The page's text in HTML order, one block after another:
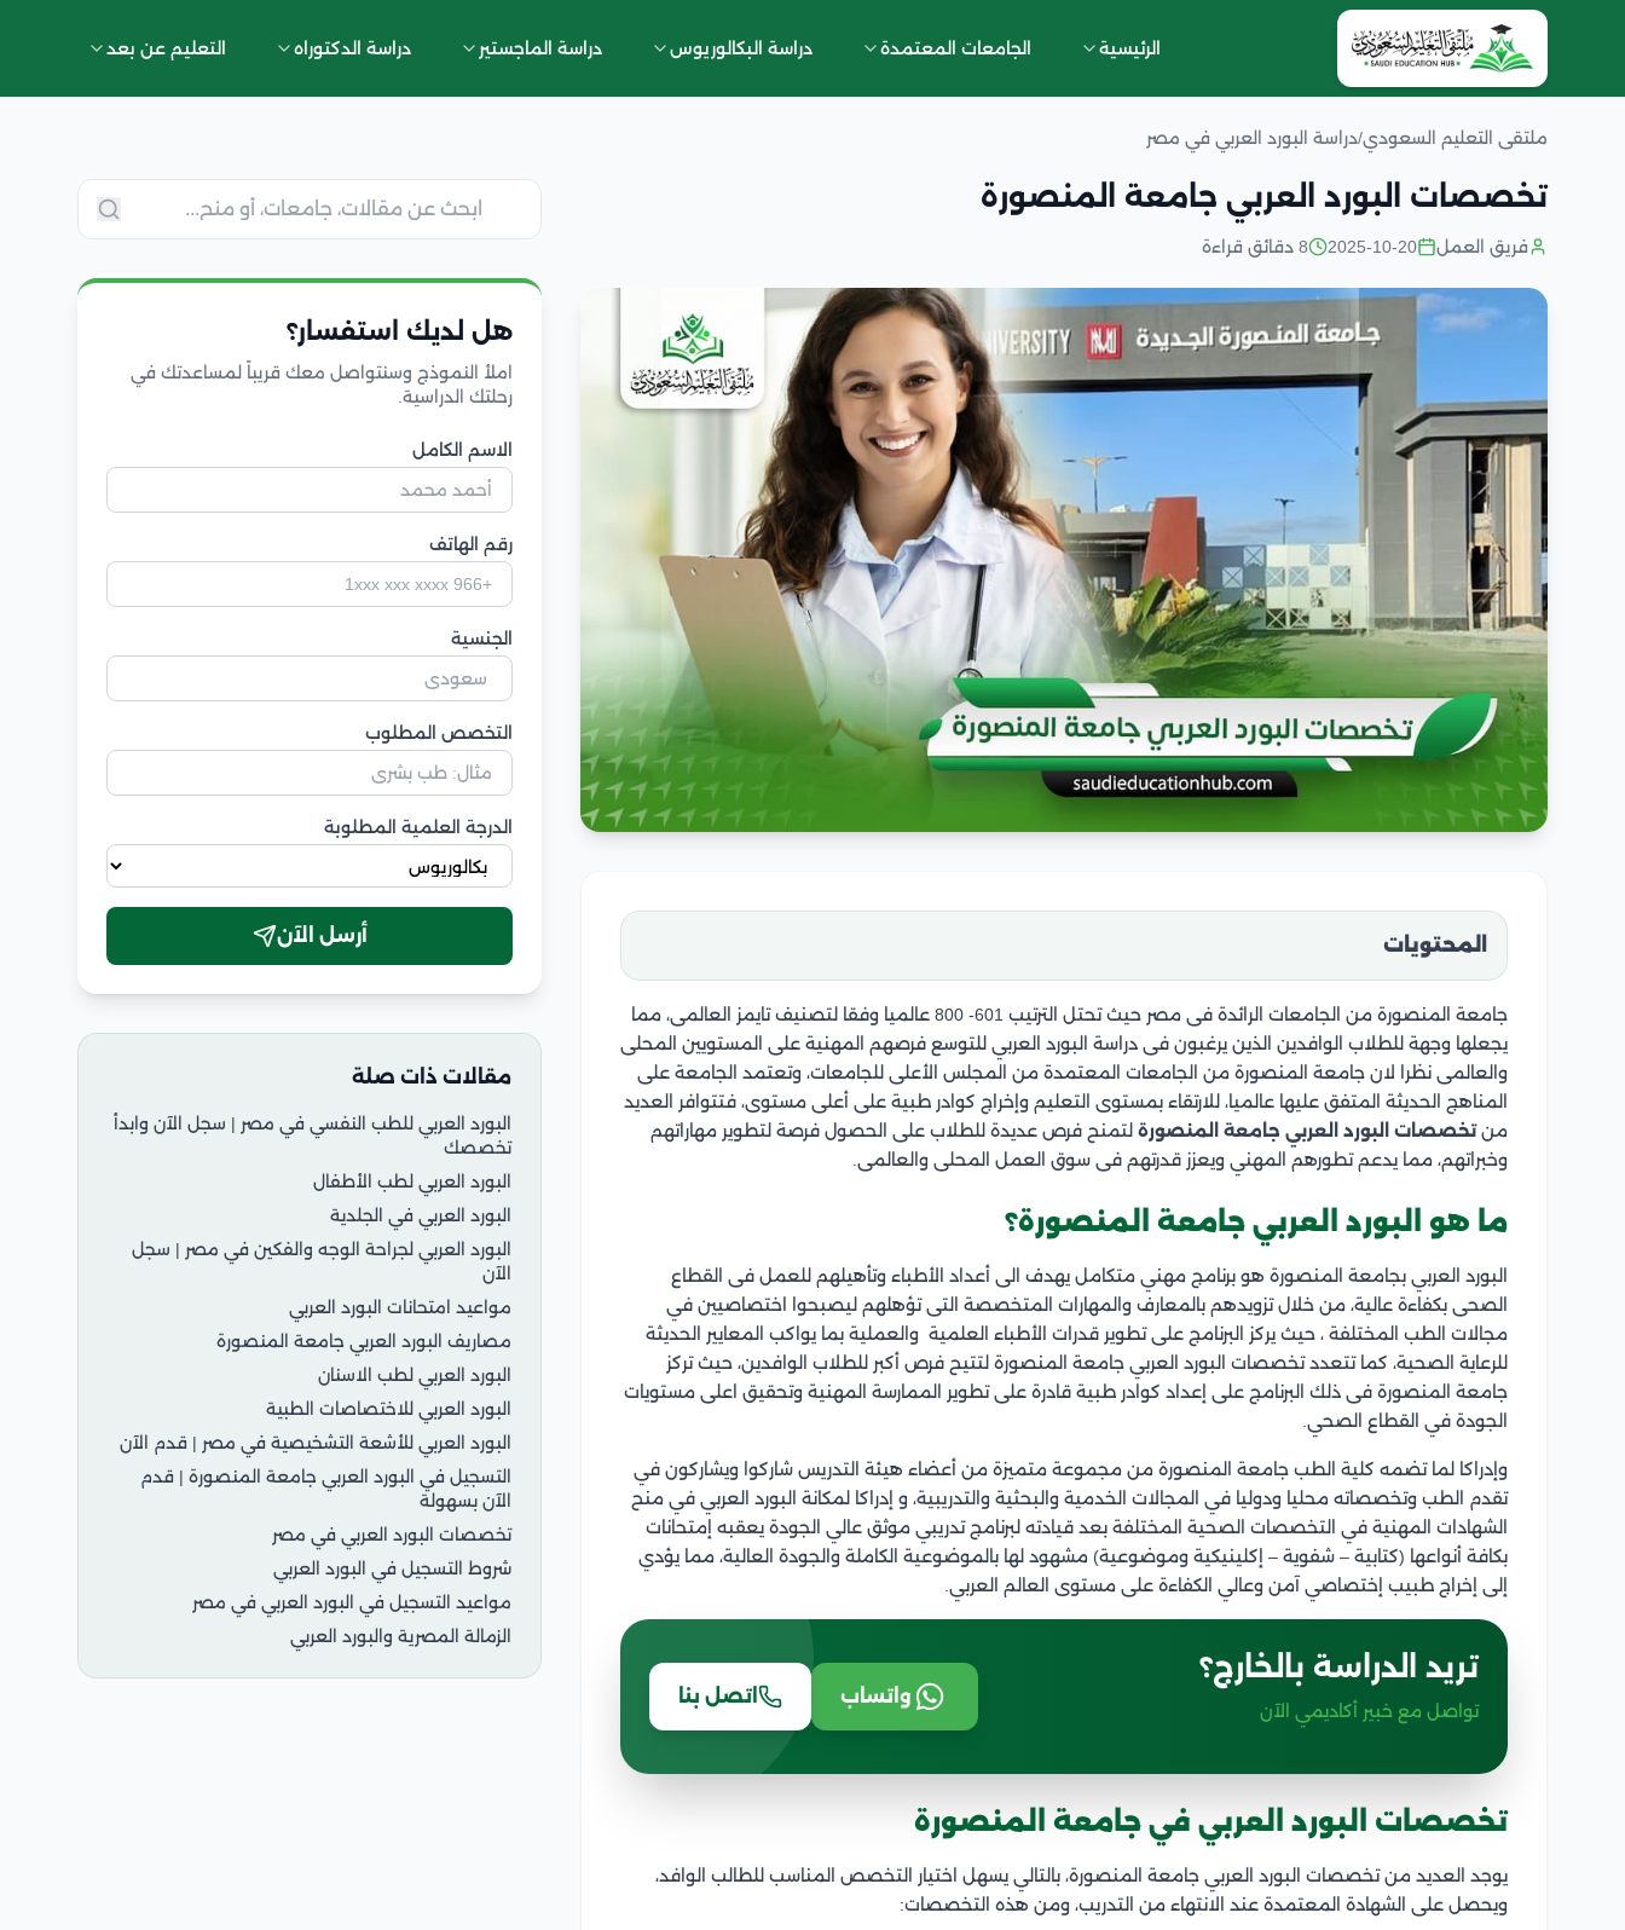
الرئيسية الجامعات المعتمدة دراسة البكالوريوس دراسة الماجستير دراسة الدكتوراه التعليم عن بعد
ملتقى التعليم السعودي/دراسة البورد العربي في مصر
تخصصات البورد العربي جامعة المنصورة
فريق العمل 2025-10-20 8 دقائق قراءة
المحتويات
جامعة المنصورة من الجامعات الرائدة فى مصر حيث تحتل الترتيب 601- 800 عالميا وفقا لتصنيف تايمز العالمى، مما
يجعلها وجهة للطلاب الوافدين الذين يرغبون فى دراسة البورد العربي للتوسع فرصهم المهنية على المستويين المحلى
والعالمى نظرا لان جامعة المنصورة من الجامعات المعتمدة من المجلس الأعلى للجامعات، وتعتمد الجامعة على
المناهج الحديثة المتفق عليها عالميا، للارتقاء بمستوى التعليم وإخراج كوادر طبية على أعلى مستوى، فتتوافر العديد
منتخصصات البورد العربي جامعة المنصورة لتمنح فرص عديدة للطلاب على الحصول فرصة لتطوير مهاراتهم
وخبراتهم، مما يدعم تطورهم المهني ويعزز قدرتهم فى سوق العمل المحلى والعالمى.
ما هو البورد العربي جامعة المنصورة؟
البورد العربي بجامعة المنصورة هو برنامج مهني متكامل يهدف الى أعداد الأطباء وتأهيلهم للعمل فى القطاع
الصحى بكفاءة عالية، من خلال تزويدهم بالمعارف والمهارات المتخصصة التى تؤهلهم ليصبحوا اختصاصيين في
مجالات الطب المختلفة ، حيث يركز البرنامج على تطوير قدرات الأطباء العلمية والعملية بما يواكب المعايير الحديثة
للرعاية الصحية، كما تتعدد تخصصات البورد العربي جامعة المنصورة لتتيح فرص أكبر للطلاب الوافدين، حيث تركز
جامعة المنصورة فى ذلك البرنامج على إعداد كوادر طبية قادرة على تطوير الممارسة المهنية وتحقيق اعلى مستويات
الجودة في القطاع الصحي.
وإدراكا لما تضمه كلية الطب جامعة المنصورة من مجموعة متميزة من أعضاء هيئة التدريس شاركوا ويشاركون في
تقدم الطب وتخصصاته محليا ودوليا في المجالات الخدمية والبحثية والتدريبية، و إدراكا لمكانة البورد العربي في منح
الشهادات المهنية في التخصصات الصحية المختلفة بعد قيادته لبرنامج تدريبي موثق عالي الجودة يعقبه إمتحانات
بكافة أنواعها (كتابية – شفوية – إكلينيكية وموضوعية) مشهود لها بالموضوعية الكاملة والجودة العالية، مما يؤدي
إلى إخراج طبيب إختصاصي آمن وعالي الكفاءة على مستوى العالم العربي.
تريد الدراسة بالخارج؟
تواصل مع خبير أكاديمي الآن
واتساب اتصل بنا
تخصصات البورد العربي في جامعة المنصورة
يوجد العديد من تخصصات البورد العربي جامعة المنصورة، بالتالي يسهل اختيار التخصص المناسب للطالب الوافد،
ويحصل على الشهادة المعتمدة عند الانتهاء من التدريب، ومن هذه التخصصات:
هل لديك استفسار؟
املأ النموذج وسنتواصل معك قريباً لمساعدتك في
رحلتك الدراسية.
الاسم الكامل
رقم الهاتف
الجنسية
التخصص المطلوب
الدرجة العلمية المطلوبة
أرسل الآن
مقالات ذات صلة
البورد العربي للطب النفسي في مصر | سجل الآن وابدأ
تخصصك
البورد العربي لطب الأطفال
البورد العربي في الجلدية
البورد العربي لجراحة الوجه والفكين في مصر | سجل
الآن
مواعيد امتحانات البورد العربي
مصاريف البورد العربي جامعة المنصورة
البورد العربي لطب الاسنان
البورد العربي للاختصاصات الطبية
البورد العربي للأشعة التشخيصية في مصر | قدم الآن
التسجيل في البورد العربي جامعة المنصورة | قدم
الآن بسهولة
تخصصات البورد العربي في مصر
شروط التسجيل في البورد العربي
مواعيد التسجيل في البورد العربي في مصر
الزمالة المصرية والبورد العربي